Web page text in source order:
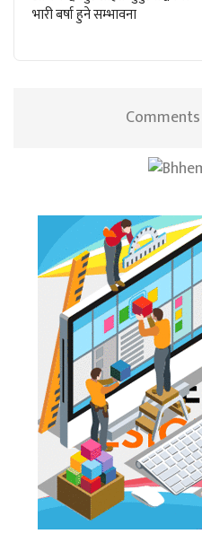
भारी बर्षा हुने सम्भावना